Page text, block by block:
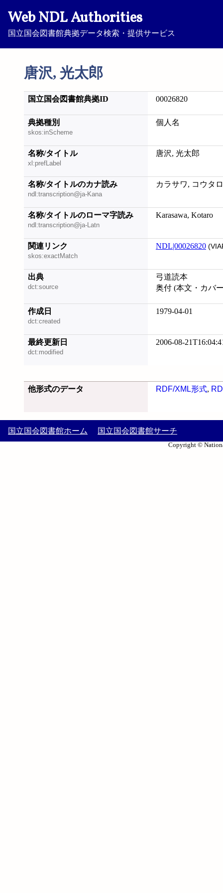
Web NDL Authorities
国立国会図書館典拠データ検索・提供サービス
唐沢, 光太郎
国立国会図書館典拠ID 00026820
典拠種別
skos:inScheme
個人名
名称/タイトル
xl:prefLabel
唐沢, 光太郎
名称/タイトルのカナ読み
ndl:transcription@ja-Kana
カラサワ, コウタ
名称/タイトルのローマ字読み
ndl:transcription@ja-Latn
Karasawa, Kotaro
関連リンク
skos:exactMatch
NDL|00026820
出典
dct:source
弓道読本
奥付 (本文・カバ
作成日
dct:created
1979-04-01
最終更新日
dct:modified
2006-08-
他形式のデータ RDF/XML形式,
国立国会図書館ホーム 国立国会図書館サーチ
Copyright ©